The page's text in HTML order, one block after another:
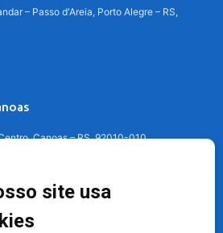
site usa
– Passo d'Areia, Porto Alegre – RS,
Canoas – RS, 92010-010